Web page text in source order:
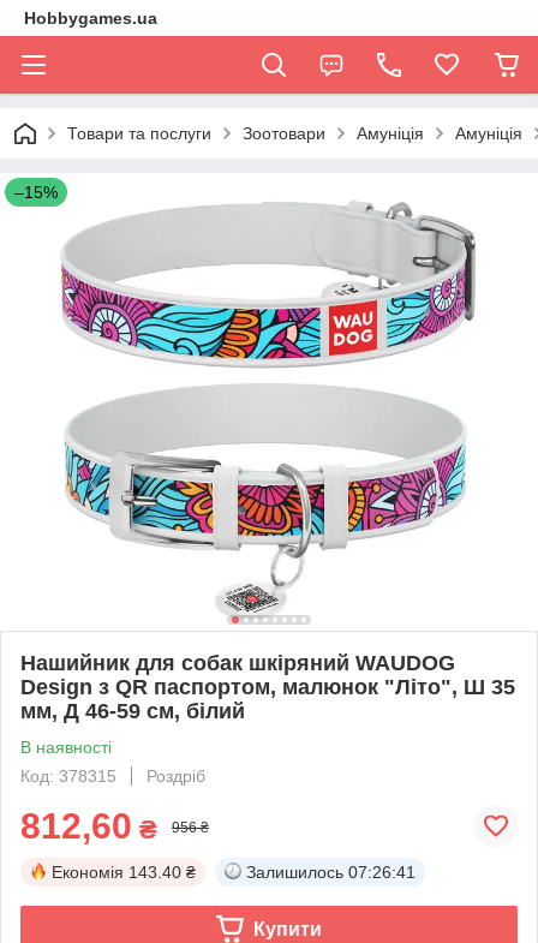
Hobbygames.ua
Товари та послуги Зоотовари Амуніція Амуніція
–15%
Нашийник для собак шкіряний WAUDOG
Design з QR паспортом, малюнок "Літо", Ш 35
мм, Д 46-59 см, білий
В наявності
Код: 378315
Роздріб
812,60 ₴ 956 ₴
Економія 143.40 ₴ Залишилось 07:26:41
Купити